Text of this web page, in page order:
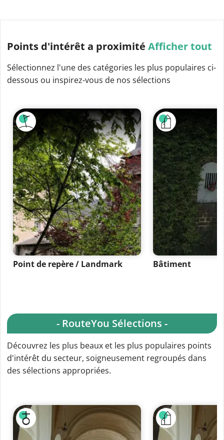
Points d'intérêt a proximité Afficher tout
Sélectionnez l'une des catégories les plus populaires ci-
dessous ou inspirez-vous de nos sélections
Point de repère / Landmark Bâtiment
- RouteYou Sélections -
Découvrez les plus beaux et les plus populaires points
d'intérêt du secteur, soigneusement regroupés dans
des sélections appropriées.